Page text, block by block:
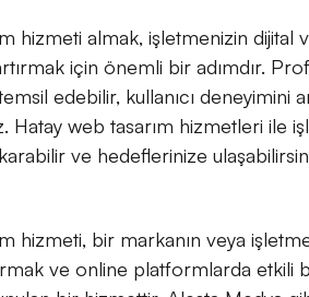
hizmeti almak, işletmenizin dijital
için önemli bir adımdır.
edebilir, kullanıcı deneyimini
Hatay web tasarım hizmetleri ile
ve hedeflerinize
hizmeti, bir markanın veya
ve online platformlarda etkili